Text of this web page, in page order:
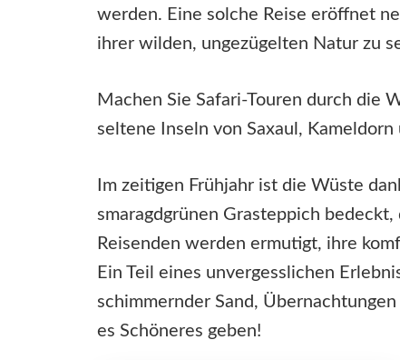
werden. Eine solche Reise eröffnet
ihrer wilden, ungezügelten Natur zu
Machen Sie Safari-Touren durch die
seltene Inseln von Saxaul, Kameldorn
Im zeitigen Frühjahr ist die Wüste
smaragdgrünen Grasteppich
Reisenden werden ermutigt, ihre
Ein Teil eines unvergesslichen
schimmernder Sand,
es Schöneres geben!